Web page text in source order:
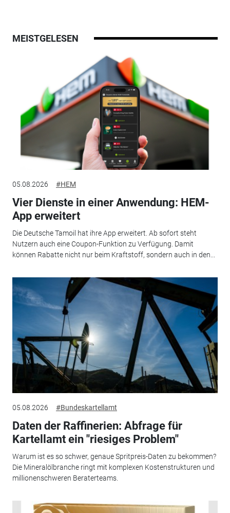
MEISTGELESEN
05.08.2026 #HEM
Vier Dienste in einer Anwendung: HEM-
App erweitert
Die Deutsche Tamoil hat ihre App erweitert. Ab sofort steht
Nutzern auch eine Coupon-Funktion zu Verfügung. Damit
können Rabatte nicht nur beim Kraftstoff, sondern auch in den...
05.08.2026 #Bundeskartellamt
Daten der Raffinerien: Abfrage für
Kartellamt ein "riesiges Problem"
Warum ist es so schwer, genaue Spritpreis-Daten zu bekommen?
Die Mineralölbranche ringt mit komplexen Kostenstrukturen und
millionenschweren Beraterteams.